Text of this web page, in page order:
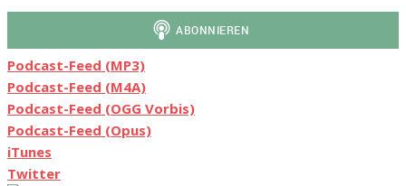
Podcast-Feed (MP3)
Podcast-Feed (M4A)
Podcast-Feed (OGG Vorbis)
Podcast-Feed (Opus)
iTunes
Twitter